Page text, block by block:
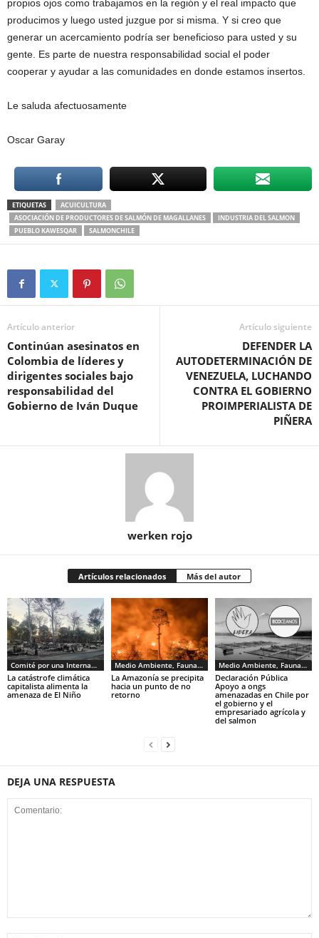
propios ojos como trabajamos en la región y el real impacto que
producimos y luego usted juzgue por si misma. Y si creo que
generar un acercamiento podría ser beneficioso para usted y su
gente. Es parte de nuestra responsabilidad social el poder
cooperar y ayudar a las comunidades en donde estamos insertos.
Le saluda afectuosamente
Oscar Garay
ETIQUETAS
ACUICULTURA
ASOCIACIÓN DE PRODUCTORES DE SALMÓN DE MAGALLANES
INDUSTRIA DEL SALMON
PUEBLO KAWESQAR
SALMONCHILE
Artículo anterior
Continúan asesinatos en
Colombia de líderes y
dirigentes sociales bajo
responsabilidad del
Gobierno de Iván Duque
Artículo siguiente
DEFENDER LA
AUTODETERMINACIÓN DE
VENEZUELA, LUCHANDO
CONTRA EL GOBIERNO
PROIMPERIALISTA DE
PIÑERA
werken rojo
Artículos relacionados Más del autor
Comité por una Internacional de los Trabajadores - CIT
La catástrofe climática
capitalista alimenta la
amenaza de El Niño
Medio Ambiente, Fauna y Sociedad
La Amazonía se precipita
hacia un punto de no
retorno
Medio Ambiente, Fauna y Sociedad
Declaración Pública
Apoyo a ongs
amenazadas en Chile por
el gobierno y el
empresariado agrícola y
del salmon
DEJA UNA RESPUESTA